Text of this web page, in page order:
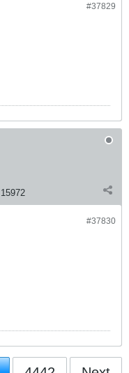
#37829
15972
#37830